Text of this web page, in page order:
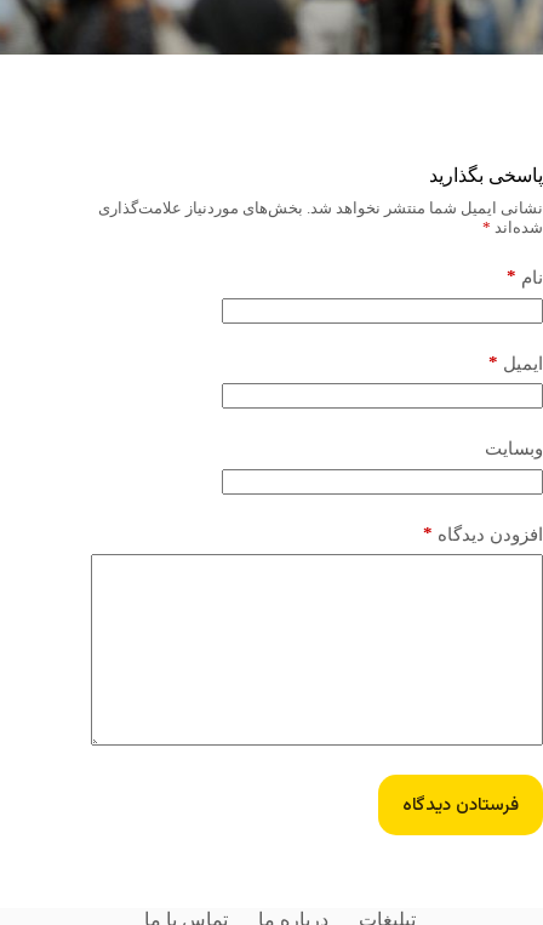
پاسخی بگذارید
نشانی ایمیل شما منتشر نخواهد شد. بخش‌های موردنیاز علامت‌گذاری
شده‌اند *
نام *
ایمیل *
وبسایت
افزودن دیدگاه *
فرستادن دیدگاه
تبلیغات درباره ما تماس با ما